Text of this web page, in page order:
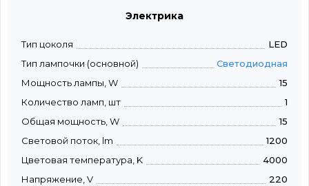
Электрика
Тип цоколя
LED
Тип лампочки (основной)
Светодиодная
Мощность лампы, W
15
Количество ламп, шт
1
Общая мощность, W
15
Световой поток, lm
1200
Цветовая температура, K
4000
Напряжение, V
220